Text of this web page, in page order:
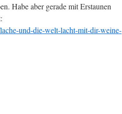
Habe aber gerade mit Erstaunen
und-die-welt-lacht-mit-dir-weine-